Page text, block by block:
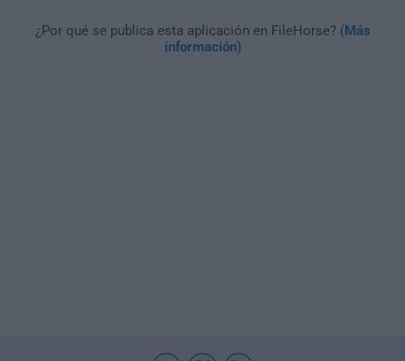
¿Por qué se publica esta aplicación en FileHorse? (Más
información)